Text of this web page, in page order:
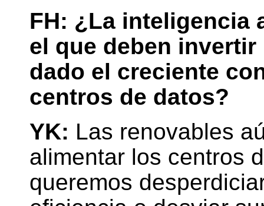
FH: ¿La inteligencia
el que deben
dado el creciente
centros de datos?
YK: Las renovables
alimentar los centros
queremos